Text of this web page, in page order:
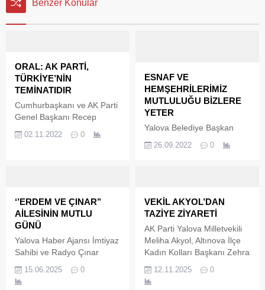
Benzer Konular
ORAL: AK PARTİ,
TÜRKİYE’NİN
TEMİNATIDIR
Cumhurbaşkanı ve AK Parti
Genel Başkanı Recep
öncülüğünde 2001 yılında
tarihindeki yerini aldı. 20
yıldır tek başına iktidar olan
AK Parti’nin girdiği tüm
seçimleri halkın desteğiyle
açık ara kazandığını ifade
eden Altınova...
02.11.2022 0
ESNAF VE
HEMŞEHRİLERİMİZ
MUTLULUĞU BİZLERE
YETER
Yalova Belediye Başkan
Parti İl Başkanı Muğlim
çalışması tamamlanan
Kemer Köprü Caddesi’nde
ve Bağatar çalışmalardan
dolayı vatandaşlar ve
esnaftan olumlu dönüşler
aldı. Yalovamıza Kalıcı
Eserler Bırakmaya Devam
26.09.2022 0
‘’ERDEM VE ÇINAR’’
AİLESİNİN MUTLU
GÜNÜ
Yalova Haber Ajansı İmtiyaz
Sahibi ve Radyo Çınar
Güngör Erdem (Fedai
Güngör) ile eşi Neslihan
15.06.2025 0
VEKİL AKYOL’DAN
TAZİYE ZİYARETİ
AK Parti Yalova Milletvekili
Meliha Akyol, Altınova İlçe
Kadın Kolları Başkanı Zehra
genelinde taziye ve geçmiş
olsun ziyaretlerinde
12.11.2025 0